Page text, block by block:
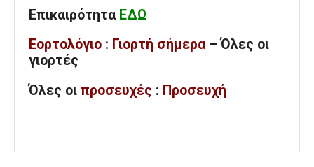
Επικαιρότητα ΕΔΩ
Εορτολόγιο : Γιορτή σήμερα – Όλες οι
γιορτές
Όλες οι προσευχές : Προσευχή